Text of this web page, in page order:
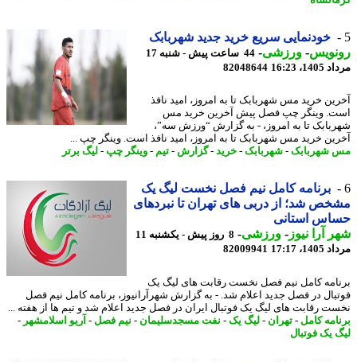
خودنمایی سریع خرید جدید شهربابک
-ورزشی-
44 ساعت پیش - شنبه 17
16:23
82048644
خرید مس شهربابک تا به امروز، امید نافذ
وینگر چپ فصل پیش آخرین خرید مس
تا به امروز، - به گزارش “ورزش سه”،
خرید مس شهربابک تا به امروز، امید نافذ است. وینگر چپ ...
شهربابک -شهربابک -خرید- گزارش -تیم -وینگر چپ -لیگ برتر
برنامه کامل نیم فصل نخست لیگ یک
شد؛ از دربی های تهران تا نبردهای
استانی
آرا نیوز-ورزشی-
8 روز پیش - یکشنبه 11
17:17
82009941
کامل نیم فصل نخست رقابت های لیگ یک
در فصل جدید اعلام شد. - به گزارش شهرآرانیوز، برنامه کامل نیم فصل
رقابت های لیگ یک فوتبال ایران در فصل جدید اعلام شد و تیم ها از هفته ...
کامل-تهران- لیگ یک-نفت مسجدسلیمان-نیم فصل-آریو اسلامشهر-
یک فوتبال